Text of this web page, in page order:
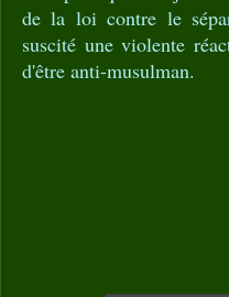
de la loi contre le
suscité une violente
d'être anti-musulman.